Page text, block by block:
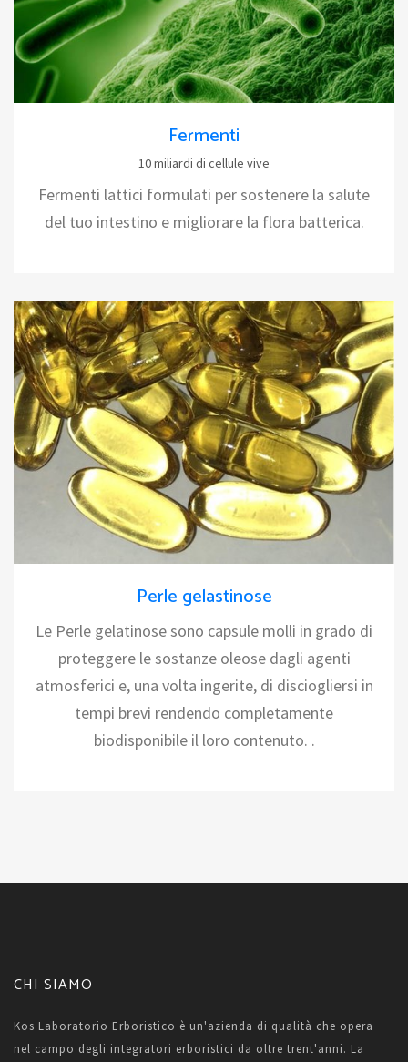
Fermenti
10 miliardi di cellule vive
Fermenti lattici formulati per sostenere la salute
del tuo intestino e migliorare la flora batterica.
Perle gelastinose
Le Perle gelatinose sono capsule molli in grado di
proteggere le sostanze oleose dagli agenti
atmosferici e, una volta ingerite, di disciogliersi in
tempi brevi rendendo completamente
biodisponibile il loro contenuto. .
CHI SIAMO
Kos Laboratorio Erboristico è un'azienda di qualità che opera
nel campo degli integratori erboristici da oltre trent'anni. La